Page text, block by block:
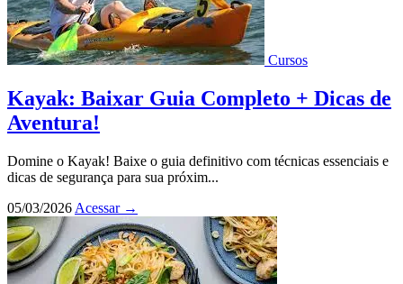
Cursos
Kayak: Baixar Guia Completo + Dicas de
Aventura!
Domine o Kayak! Baixe o guia definitivo com técnicas essenciais e
dicas de segurança para sua próxim...
05/03/2026 Acessar →